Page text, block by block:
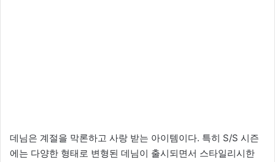
데님은 계절을 막론하고 사랑 받는 아이템이다. 특히 S/S 시즌
에는 다양한 형태로 변형된 데님이 출시되면서 스타일리시한